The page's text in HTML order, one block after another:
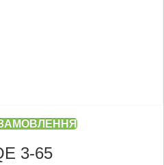
3-65